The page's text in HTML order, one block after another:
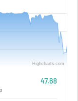
Highcharts.com
47,68